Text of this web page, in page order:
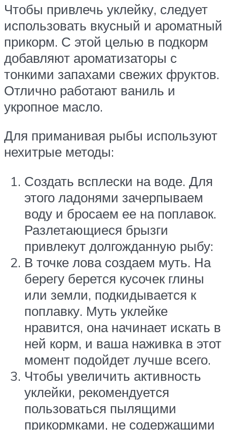
Чтобы привлечь уклейку, следует
использовать вкусный и ароматный
прикорм. С этой целью в подкорм
добавляют ароматизаторы с
тонкими запахами свежих фруктов.
Отлично работают ваниль и
укропное масло.
Для приманивая рыбы используют
нехитрые методы:
Создать всплески на воде. Для
этого ладонями зачерпываем
воду и бросаем ее на поплавок.
Разлетающиеся брызги
привлекут долгожданную рыбу:
В точке лова создаем муть. На
берегу берется кусочек глины
или земли, подкидывается к
поплавку. Муть уклейке
нравится, она начинает искать в
ней корм, и ваша наживка в этот
момент подойдет лучше всего.
Чтобы увеличить активность
уклейки, рекомендуется
пользоваться пылящими
прикормками, не содержащими